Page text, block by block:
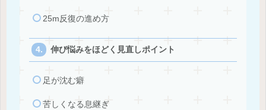
25m反復の進め方
伸び悩みをほどく見直しポイント
足が沈む癖
苦しくなる息継ぎ